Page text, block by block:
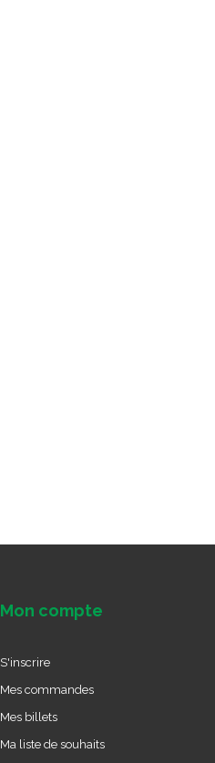
Mon compte
S'inscrire
Mes commandes
Mes billets
Ma liste de souhaits